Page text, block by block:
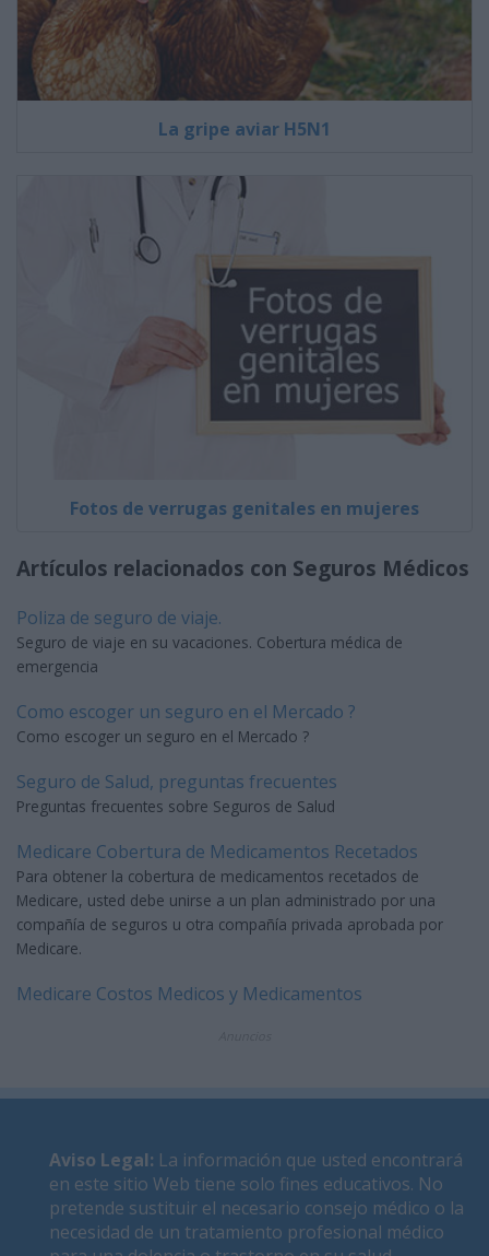
La gripe aviar H5N1
Fotos de verrugas genitales en mujeres
Artículos relacionados con Seguros Médicos
Poliza de seguro de viaje.
Seguro de viaje en su vacaciones. Cobertura médica de
emergencia
Como escoger un seguro en el Mercado ?
Como escoger un seguro en el Mercado ?
Seguro de Salud, preguntas frecuentes
Preguntas frecuentes sobre Seguros de Salud
Medicare Cobertura de Medicamentos Recetados
Para obtener la cobertura de medicamentos recetados de
Medicare, usted debe unirse a un plan administrado por una
compañía de seguros u otra compañía privada aprobada por
Medicare.
Medicare Costos Medicos y Medicamentos
Aviso Legal: La información que usted encontrará
en este sitio Web tiene solo fines educativos. No
pretende sustituir el necesario consejo médico o la
necesidad de un tratamiento profesional médico